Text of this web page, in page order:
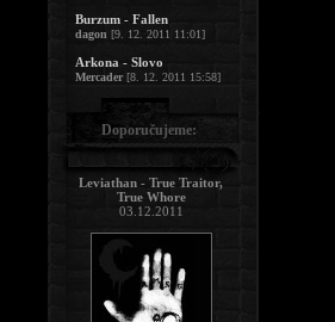
Burzum - Fallen
dagon [9. 12. 2011 11:01]
Arkona - Slovo
Mercader[8. 12. 2011 15:58]
Doporučujeme:
Leviathan - True Traitor,
True Whore
03.12.2011